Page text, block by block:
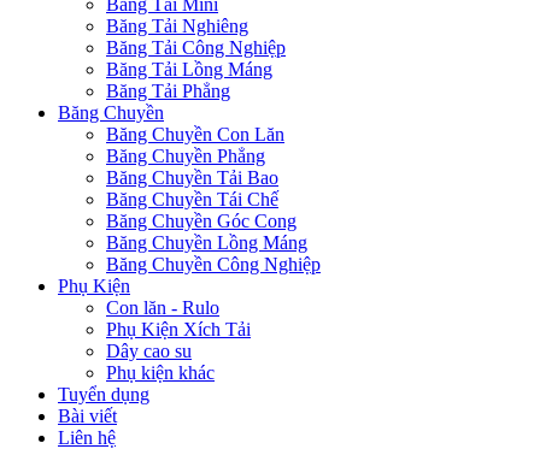
Băng Tải Mini
Băng Tải Nghiêng
Băng Tải Công Nghiệp
Băng Tải Lồng Máng
Băng Tải Phẳng
Băng Chuyền
Băng Chuyền Con Lăn
Băng Chuyền Phẳng
Băng Chuyền Tải Bao
Băng Chuyền Tái Chế
Băng Chuyền Góc Cong
Băng Chuyền Lồng Máng
Băng Chuyền Công Nghiệp
Phụ Kiện
Con lăn - Rulo
Phụ Kiện Xích Tải
Dây cao su
Phụ kiện khác
Tuyển dụng
Bài viết
Liên hệ